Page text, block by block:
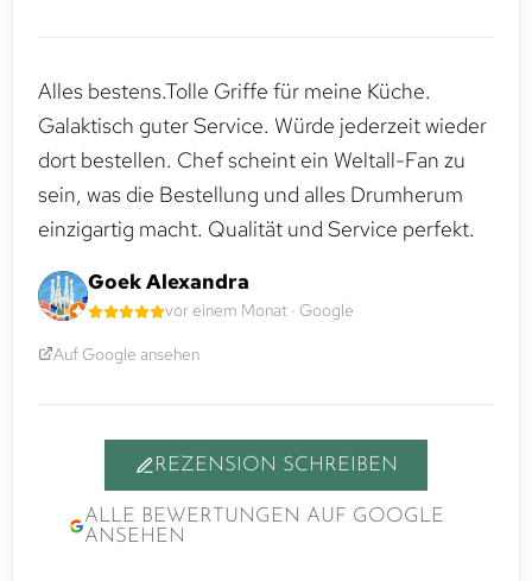
Alles bestens.Tolle Griffe für meine Küche.
Galaktisch guter Service. Würde jederzeit wieder
dort bestellen. Chef scheint ein Weltall-Fan zu
sein, was die Bestellung und alles Drumherum
einzigartig macht. Qualität und Service perfekt.
Goek Alexandra
vor einem Monat · Google
Auf Google ansehen
REZENSION SCHREIBEN
ALLE BEWERTUNGEN AUF GOOGLE
ANSEHEN